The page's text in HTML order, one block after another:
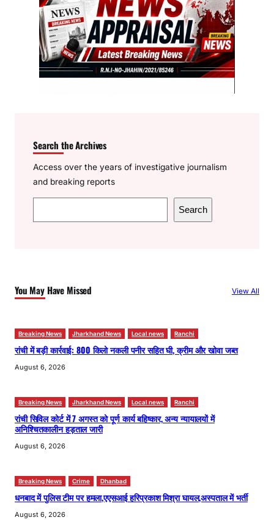
Search the Archives
Access over the years of investigative journalism
and breaking reports
e
h
Search
You May Have Missed View All
Breaking News Jharkhand News Local news Ranchi
रांची में बड़ी कार्रवाई: 800 किलो नकली पनीर सहित घी, क्रीम और खोवा जब्त
August 6, 2026
Breaking News Jharkhand News Local news Ranchi
रांची सिविल कोर्ट में 7 अगस्त को पूर्ण कार्य बहिष्कार, अन्य न्यायालयों में
अनिश्चितकालीन हड़ताल जारी
August 6, 2026
Breaking News Crime Dhanbad
धनबाद में पुलिस टीम पर हमला,एएसआई हरिप्रकाश मिश्रा घायल,अस्पताल में भर्ती
August 6, 2026